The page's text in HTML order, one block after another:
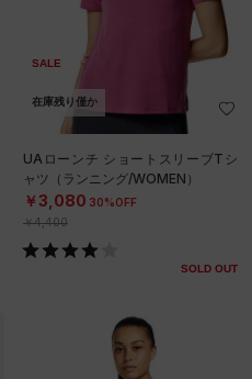
SALE
在庫残り僅か
UAローンチ ショートスリーブTシ
ャツ（ランニング/WOMEN）
￥3,080 30%OFF
￥4,400
SOLD OUT